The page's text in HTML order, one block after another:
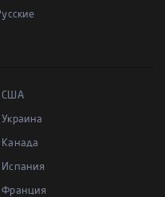
США
Украина
Канада
Испания
Франция